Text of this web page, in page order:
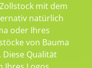
mit dem
natürlich
oder Ihres
von Bauma
Qualität